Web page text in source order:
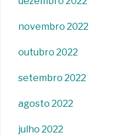
novembro 2022
outubro 2022
setembro 2022
agosto 2022
julho 2022